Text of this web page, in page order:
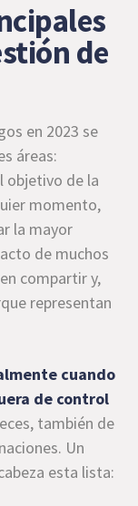
de
en 2023 se
áreas:
objetivo de la
momento,
la mayor
de muchos
compartir y,
representan
cuando
de control
también de
Un
esta lista: